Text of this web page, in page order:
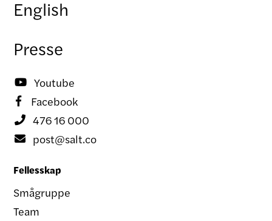
English
Presse
 Youtube
 Facebook
 476 16 000
 post@salt.co
Fellesskap
Smågruppe
Team